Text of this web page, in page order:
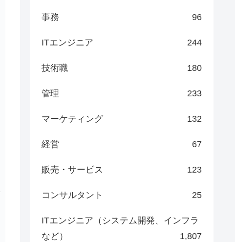
事務 96
ITエンジニア 244
技術職 180
管理 233
マーケティング 132
経営 67
販売・サービス 123
コンサルタント 25
ITエンジニア（システム開発、インフラ
など）
1,807